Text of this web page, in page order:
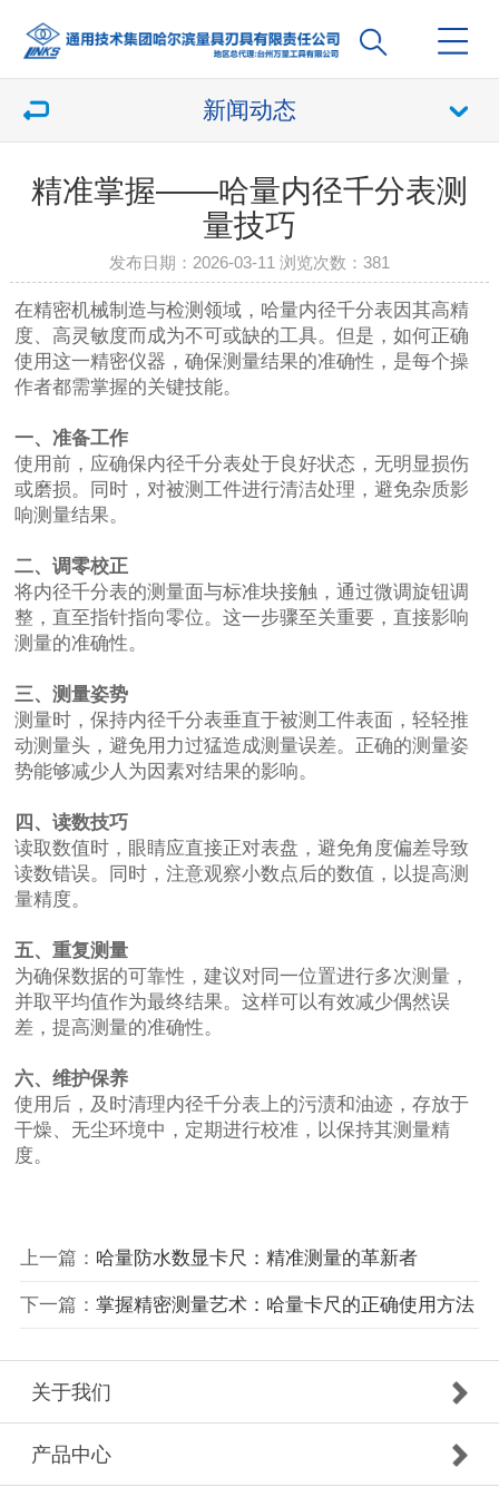
新闻动态
精准掌握——哈量内径千分表测
量技巧
发布日期：2026-03-11 浏览次数： 381
在精密机械制造与检测领域，哈量内径千分表因其高精
度、高灵敏度而成为不可或缺的工具。但是，如何正确
使用这一精密仪器，确保测量结果的准确性，是每个操
作者都需掌握的关键技能。
一、准备工作
使用前，应确保内径千分表处于良好状态，无明显损伤
或磨损。同时，对被测工件进行清洁处理，避免杂质影
响测量结果。
二、调零校正
将内径千分表的测量面与标准块接触，通过微调旋钮调
整，直至指针指向零位。这一步骤至关重要，直接影响
测量的准确性。
三、测量姿势
测量时，保持内径千分表垂直于被测工件表面，轻轻推
动测量头，避免用力过猛造成测量误差。正确的测量姿
势能够减少人为因素对结果的影响。
四、读数技巧
读取数值时，眼睛应直接正对表盘，避免角度偏差导致
读数错误。同时，注意观察小数点后的数值，以提高测
量精度。
五、重复测量
为确保数据的可靠性，建议对同一位置进行多次测量，
并取平均值作为最终结果。这样可以有效减少偶然误
差，提高测量的准确性。
六、维护保养
使用后，及时清理内径千分表上的污渍和油迹，存放于
干燥、无尘环境中，定期进行校准，以保持其测量精
度。
上一篇： 哈量防水数显卡尺：精准测量的革新者
下一篇： 掌握精密测量艺术：哈量卡尺的正确使用方法
关于我们
产品中心